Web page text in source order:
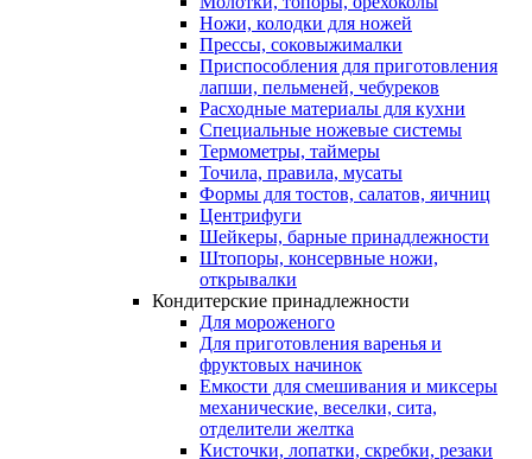
Ножи, колодки для ножей
Прессы, соковыжималки
Приспособления для приготовления
лапши, пельменей, чебуреков
Расходные материалы для кухни
Специальные ножевые системы
Термометры, таймеры
Точила, правила, мусаты
Формы для тостов, салатов, яичниц
Центрифуги
Шейкеры, барные принадлежности
Штопоры, консервные ножи,
открывалки
Кондитерские принадлежности
Для мороженого
Для приготовления варенья и
фруктовых начинок
Емкости для смешивания и миксеры
механические, веселки, сита,
отделители желтка
Кисточки, лопатки, скребки, резаки